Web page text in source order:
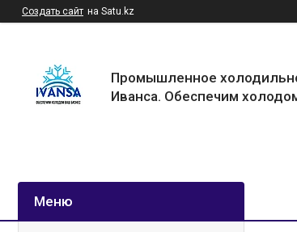
Создать сайт на Satu.kz
Промышленное
Иванса. Обеспечим